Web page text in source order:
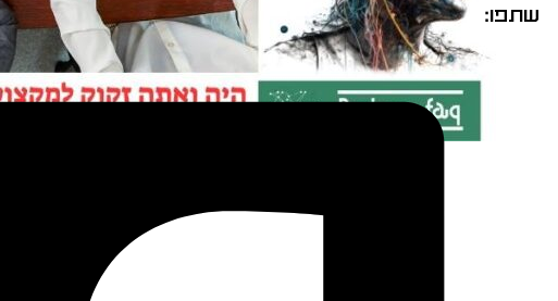
שתפו: